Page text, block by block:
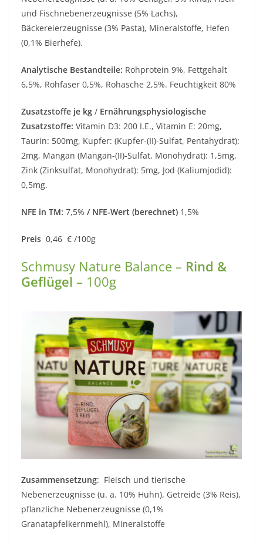
und Fischnebenerzeugnisse (5% Lachs),
Bäckereierzeugnisse (3% Pasta), Mineralstoffe, Hefen
(0,1% Bierhefe).
Analytische Bestandteile: Rohprotein 9%, Fettgehalt
6,5%, Rohfaser 0,5%, Rohasche 2,5%. Feuchtigkeit 80%
Zusatzstoffe je kg / Ernährungsphysiologische
Zusatzstoffe: Vitamin D3: 200 I.E., Vitamin E: 20mg,
Taurin: 500mg, Kupfer: (Kupfer-(II)-Sulfat, Pentahydrat):
2mg, Mangan (Mangan-(II)-Sulfat, Monohydrat): 1,5mg,
Zink (Zinksulfat, Monohydrat): 5mg, Jod (Kaliumjodid):
0,5mg.
NFE in TM: 7,5% / NFE-Wert (berechnet) 1,5%
Preis 0,46 € /100g
Schmusy Nature Balance – Rind &
Geflügel – 100g
Zusammensetzung: Fleisch und tierische
Nebenerzeugnisse (u. a. 10% Huhn), Getreide (3% Reis),
pflanzliche Nebenerzeugnisse (0,1%
Granatapfelkernmehl), Mineralstoffe